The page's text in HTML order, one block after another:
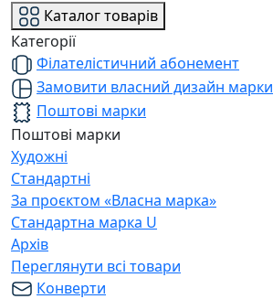
Каталог товарів
Категорії
Філателістичний абонемент
Замовити власний дизайн марки
Поштові марки
Поштові марки
Художні
Стандартні
За проєктом «Власна марка»
Стандартна марка U
Архів
Переглянути всі товари
Конверти